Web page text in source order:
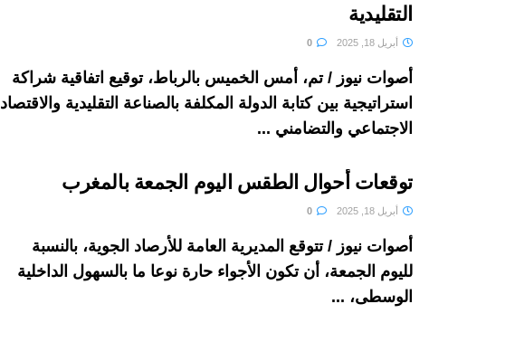
التقليدية
أبريل 18, 2025
أصوات نيوز / تم، أمس الخميس بالرباط، توقيع اتفاقية شراكة
استراتيجية بين كتابة الدولة المكلفة بالصناعة التقليدية والاقتصاد
الاجتماعي والتضامني ...
توقعات أحوال الطقس اليوم الجمعة بالمغرب
أبريل 18, 2025
أصوات نيوز / تتوقع المديرية العامة للأرصاد الجوية، بالنسبة
لليوم الجمعة، أن تكون الأجواء حارة نوعا ما بالسهول الداخلية
الوسطى، ...